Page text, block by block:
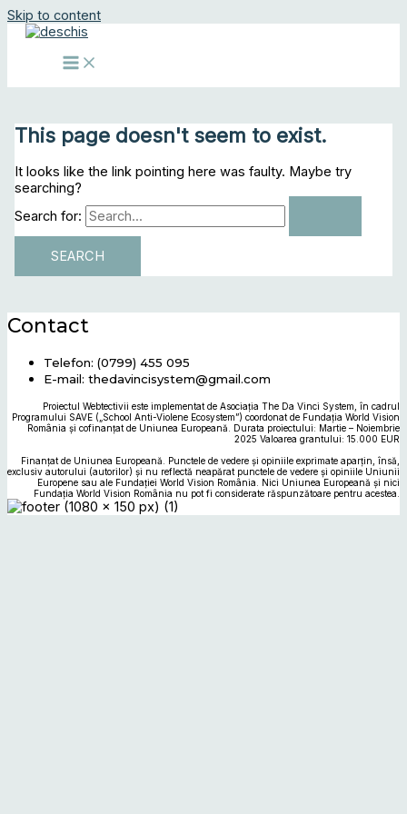
Skip to content
This page doesn't seem to exist.
It looks like the link pointing here was faulty. Maybe try
searching?
Search for:
Contact
Telefon: (0799) 455 095
E-mail: thedavincisystem@gmail.com
Proiectul Webtectivii este implementat de Asociația The Da Vinci System, în cadrul
Programului SAVE („School Anti-Violene Ecosystem”) coordonat de Fundația World Vision
România și cofinanțat de Uniunea Europeană. Durata proiectului: Martie – Noiembrie
2025 Valoarea grantului: 15.000 EUR
Finanțat de Uniunea Europeană. Punctele de vedere și opiniile exprimate aparțin, însă,
exclusiv autorului (autorilor) și nu reflectă neapărat punctele de vedere și opiniile Uniunii
Europene sau ale Fundației World Vision România. Nici Uniunea Europeană și nici
Fundația World Vision România nu pot fi considerate răspunzătoare pentru acestea.